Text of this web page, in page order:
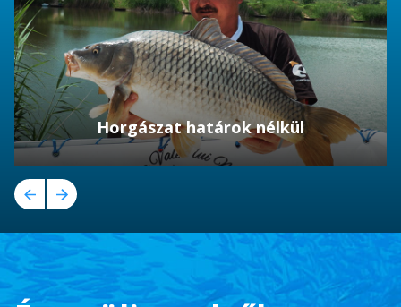
Horgászat határok nélkül